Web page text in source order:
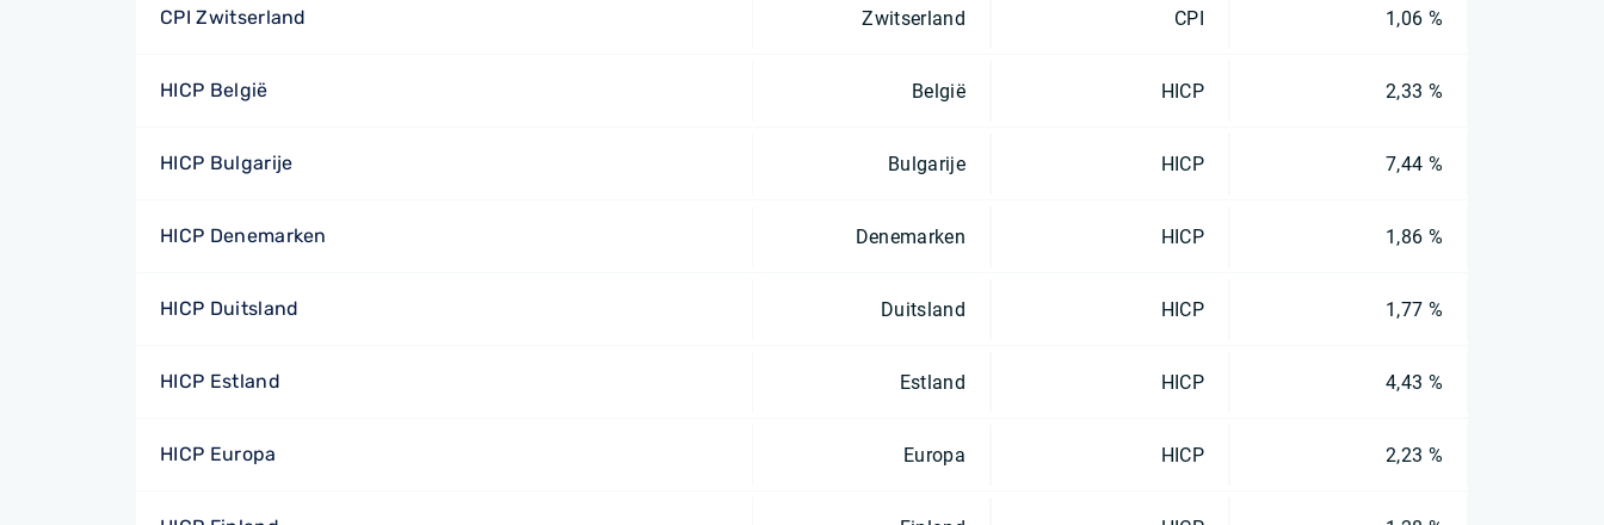
CPI Zwitserland Zwitserland CPI 1,06 %
HICP België België HICP 2,33 %
HICP Bulgarije Bulgarije HICP 7,44 %
HICP Denemarken Denemarken HICP 1,86 %
HICP Duitsland Duitsland HICP 1,77 %
HICP Estland Estland HICP 4,43 %
HICP Europa Europa HICP 2,23 %